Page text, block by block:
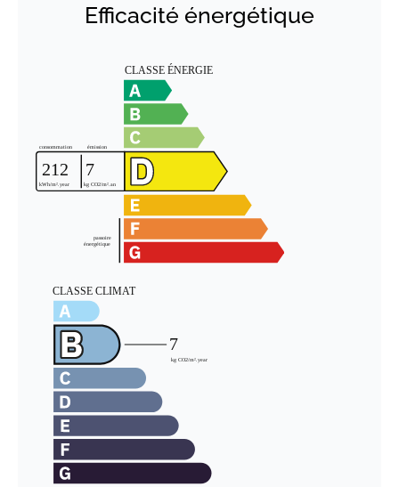
Efficacité énergétique